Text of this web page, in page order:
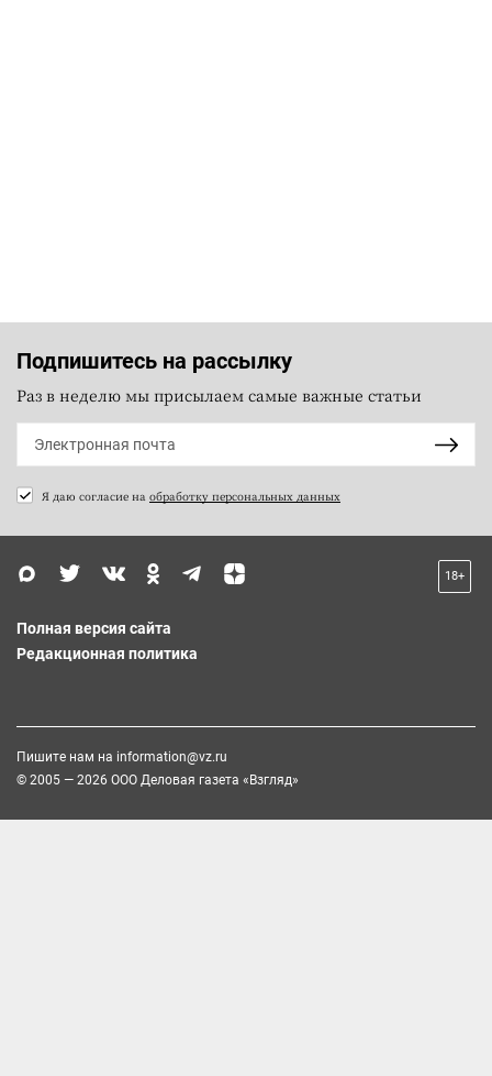
Подпишитесь на рассылку
Раз в неделю мы присылаем самые важные статьи
Я даю согласие на обработку персональных данных
18+
Полная версия сайта
Редакционная политика
Пишите нам на information@vz.ru
© 2005 — 2026 ООО Деловая газета «Взгляд»